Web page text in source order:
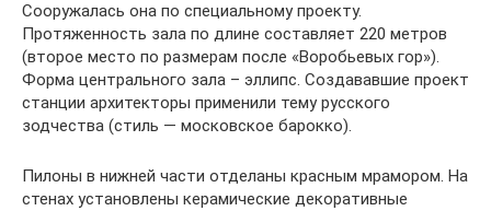
Сооружалась она по специальному проекту.
Протяженность зала по длине составляет 220 метров
(второе место по размерам после «Воробьевых гор»).
Форма центрального зала – эллипс. Создававшие проект
станции архитекторы применили тему русского
зодчества (стиль — московское барокко).
Пилоны в нижней части отделаны красным мрамором. На
стенах установлены керамические декоративные